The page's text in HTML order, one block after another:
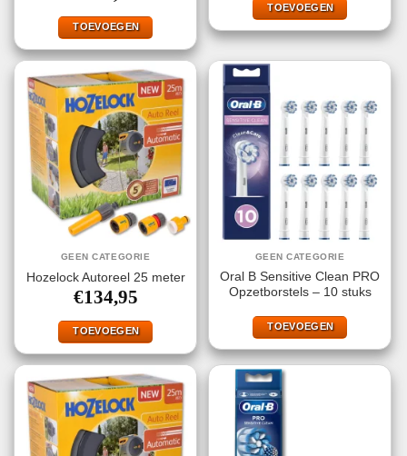
TOEVOEGEN
TOEVOEGEN
GEEN CATEGORIE
Hozelock Autoreel 25 meter
€134,95
TOEVOEGEN
GEEN CATEGORIE
Oral B Sensitive Clean PRO
Opzetborstels – 10 stuks
TOEVOEGEN